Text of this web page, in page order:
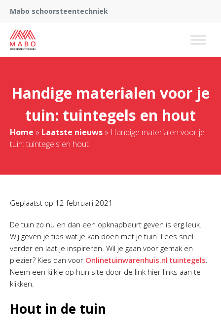
Mabo schoorsteentechniek
Handige materialen voor je
tuin: tuintegels en hout
Home » Laatste nieuws » Handige materialen voor je
tuin: tuintegels en hout
Geplaatst op 12 februari 2021
De tuin zo nu en dan een opknapbeurt geven is erg leuk.
Wij geven je tips wat je kan doen met je tuin. Lees snel
verder en laat je inspireren. Wil je gaan voor gemak en
plezier? Kies dan voor Onlinetuinwarenhuis.nl tuintegels.
Neem een kijkje op hun site door de link hier links aan te
klikken.
Hout in de tuin